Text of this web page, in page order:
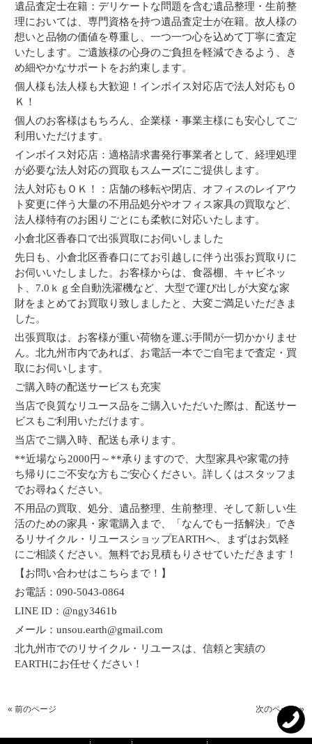
遺品査定士在籍：デリケートな問題を含む遺品整理・生前整
理においては、専門資格を持つ遺品査定士が在籍。故人様の
想いと品物の価値を尊重し、一つ一つ心を込めて丁寧に査定
いたします。ご遺族様の心身のご負担を軽減できるよう、き
め細やかなサポートをお約束します。
個人様も法人様も大歓迎！インボイス対応店で法人対応もＯ
Ｋ！
個人のお客様はもちろん、企業様・事業主様にも安心してご
利用いただけます。
インボイス対応店：適格請求書発行事業者として、経理処理
が必要な法人対応の買取もスムーズにご提供します。
法人対応もＯＫ！：店舗の移転や閉店、オフィスのレイアウ
ト変更に伴う大量の不用品処分やオフィス家具の買取など、
法人様特有のお困りごとにも柔軟に対応いたします。
小倉北区香春口で出張買取にお伺いしました
先日も、小倉北区香春口にてお引越しに伴う出張お買取りに
お伺いいたしました。お客様からは、食器棚、キャビネッ
ト、7.0ｋｇ全自動洗濯機など、大型で運び出しが大変な家
財をまとめてお買取り致しましたと、大変ご満足いただきま
した。
出張買取は、お客様が重い荷物を運ぶ手間が一切かかりませ
ん。北九州市内であれば、お電話一本でご自宅まで査定・買
取にお伺いします。
ご購入時の配送サービスも充実
当店で良質なリユース品をご購入いただいた際は、配送サー
ビスもご利用いただけます。
当店でご購入時、配送も承ります。
**近場なら2000円～**承りますので、大型家具や家電の持
ち帰りにご不安な方もご安心ください。詳しくはスタッフま
でお尋ねください。
不用品の買取、処分、遺品整理、生前整理、そして新しい生
活のための家具・家電購入まで、「なんでも一括解決」でき
るリサイクル・リユースショップEARTHへ、まずはお気軽
にご相談ください。無料でお見積もりさせていただきます！
【お問い合わせはこちらまで！】
お電話：090-5043-0864
LINE ID：@ngy3461b
メール：unsou.earth@gmail.com
北九州市でのリサイクル・リユースは、信頼と実績の
EARTHにお任せください！
« 前のページ 次のページ »